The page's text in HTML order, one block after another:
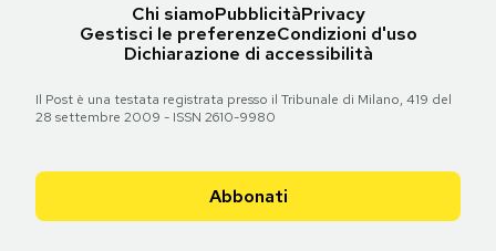
CALENDARIO
Chi siamoPubblicitàPrivacy
Gestisci le preferenzeCondizioni d'uso
Dichiarazione di accessibilità
Il Post è una testata registrata presso il Tribunale di Milano, 419 del
28 settembre 2009 - ISSN 2610-9980
Abbonati